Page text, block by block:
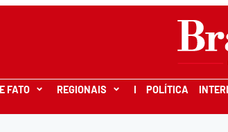
FATO REGIONAIS I POLÍTICA